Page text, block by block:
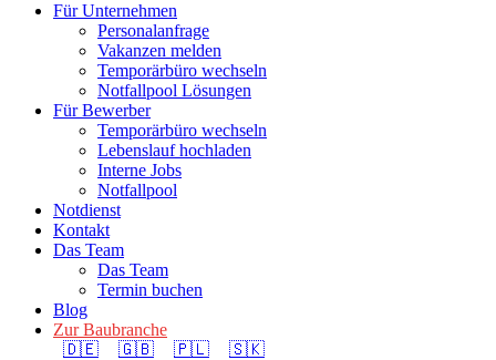
Für Unternehmen
Personalanfrage
Vakanzen melden
Temporärbüro wechseln
Notfallpool Lösungen
Für Bewerber
Temporärbüro wechseln
Lebenslauf hochladen
Interne Jobs
Notfallpool
Notdienst
Kontakt
Das Team
Das Team
Termin buchen
Blog
Zur Baubranche
🇩🇪
🇬🇧 🇵🇱 🇸🇰